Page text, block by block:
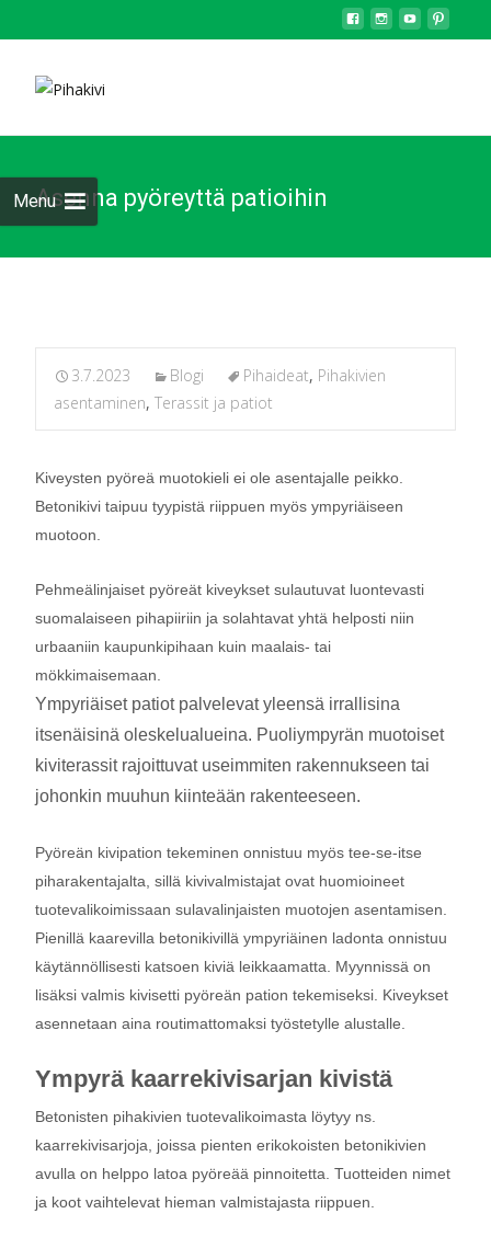
MenuAsenna pyöreyttä patioihin
3.7.2023 Blogi Pihaideat, Pihakivien
asentaminen, Terassit ja patiot
Kiveysten pyöreä muotokieli ei ole asentajalle peikko.
Betonikivi taipuu tyypistä riippuen myös ympyriäiseen
muotoon.
Pehmeälinjaiset pyöreät kiveykset sulautuvat luontevasti
suomalaiseen pihapiiriin ja solahtavat yhtä helposti niin
urbaaniin kaupunkipihaan kuin maalais- tai
mökkimaisemaan.
Ympyriäiset patiot palvelevat yleensä irrallisina
itsenäisinä oleskelualueina. Puoliympyrän muotoiset
kiviterassit rajoittuvat useimmiten rakennukseen tai
johonkin muuhun kiinteään rakenteeseen.
Pyöreän kivipation tekeminen onnistuu myös tee-se-itse
piharakentajalta, sillä kivivalmistajat ovat huomioineet
tuotevalikoimissaan sulavalinjaisten muotojen asentamisen.
Pienillä kaarevilla betonikivillä ympyriäinen ladonta onnistuu
käytännöllisesti katsoen kiviä leikkaamatta. Myynnissä on
lisäksi valmis kivisetti pyöreän pation tekemiseksi. Kiveykset
asennetaan aina routimattomaksi työstetylle alustalle.
Ympyrä kaarrekivisarjan kivistä
Betonisten pihakivien tuotevalikoimasta löytyy ns.
kaarrekivisarjoja, joissa pienten erikokoisten betonikivien
avulla on helppo latoa pyöreää pinnoitetta. Tuotteiden nimet
ja koot vaihtelevat hieman valmistajasta riippuen.